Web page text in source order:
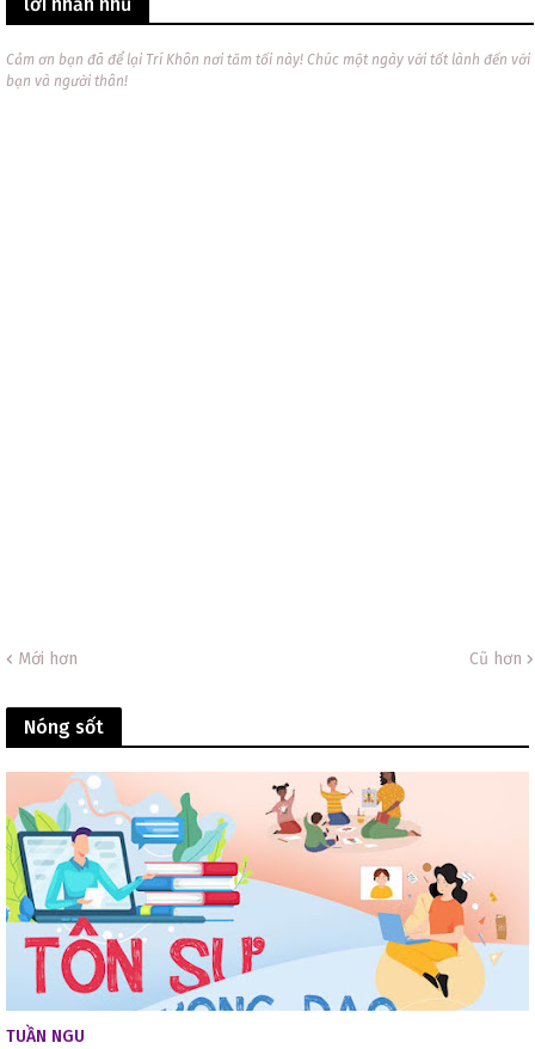
lời nhắn nhủ
Cảm ơn bạn đã để lại Trí Khôn nơi tăm tối này! Chúc một ngày với tốt lành đến với
bạn và người thân!
Mới hơn Cũ hơn
Nóng sốt
TUẦN NGU